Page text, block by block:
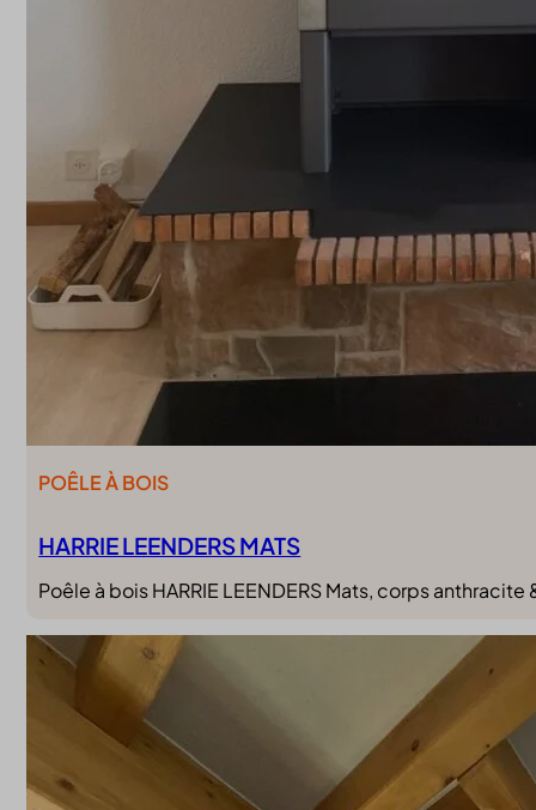
HARRIE LEENDERS MATS
POÊLE À BOIS
Poêle à bois HARRIE LEENDERS Mats, corps